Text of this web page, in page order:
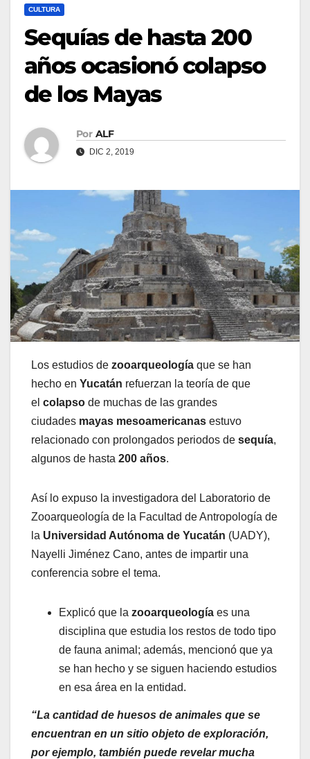
CULTURA
Sequías de hasta 200
años ocasionó colapso
de los Mayas
Por ALF
DIC 2, 2019
Los estudios de zooarqueología que se han
hecho en Yucatán refuerzan la teoría de que
el colapso de muchas de las grandes
ciudades mayas mesoamericanas estuvo
relacionado con prolongados periodos de sequía,
algunos de hasta 200 años.
Así lo expuso la investigadora del Laboratorio de
Zooarqueología de la Facultad de Antropología de
la Universidad Autónoma de Yucatán (UADY),
Nayelli Jiménez Cano, antes de impartir una
conferencia sobre el tema.
Explicó que la zooarqueología es una
disciplina que estudia los restos de todo tipo
de fauna animal; además, mencionó que ya
se han hecho y se siguen haciendo estudios
en esa área en la entidad.
“La cantidad de huesos de animales que se
encuentran en un sitio objeto de exploración,
por ejemplo, también puede revelar mucha